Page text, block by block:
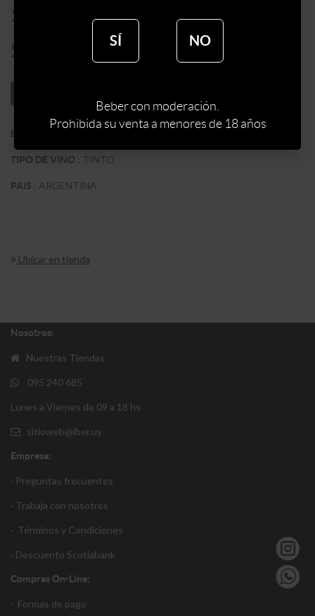
$
$
BODEGA
TIPO DE VINO : TINTO
PAIS : ARGENTINA
Ubicar en tienda
Nosotros:
Nuestras Tiendas
095 240 685
Lunes a Viernes de 09 a 18 hs
sitioweb@iber.uy
Empresa:
· Preguntas frecuentes
· Trabaja con nosotros
· Términos y Condiciones
· Descuento Scotiabank
Compras On-Line:
· Formas de pago
SÍ NO
Beber con moderación.
Prohibida su venta a menores de 18 años